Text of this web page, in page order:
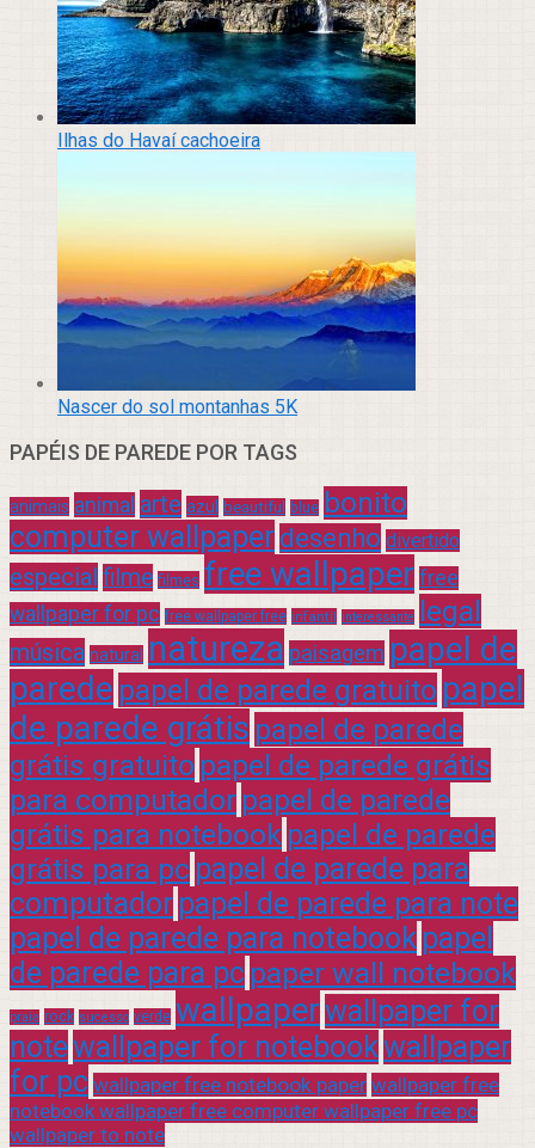
Ilhas do Havaí cachoeira
Nascer do sol montanhas 5K
PAPÉIS DE PAREDE POR TAGS
animais animal arte azul beautiful blue bonito
computer wallpaper desenho divertido
especial filme filmes free wallpaper free
wallpaper for pc free wallpaper free infantil interessante legal
música natural natureza paisagem papel de
parede papel de parede gratuito papel
de parede grátis papel de parede
grátis gratuito papel de parede grátis
para computador papel de parede
grátis para notebook papel de parede
grátis para pc papel de parede para
computador papel de parede para note
papel de parede para notebook papel
de parede para pc paper wall notebook
praia rock sucesso verde wallpaperwallpaper for
notewallpaper for notebookwallpaper
for pc wallpaper free notebook paper wallpaper free
notebook wallpaper free computer wallpaper free pc
wallpaper to note